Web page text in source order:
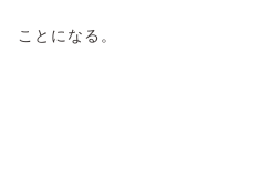
ことになる。